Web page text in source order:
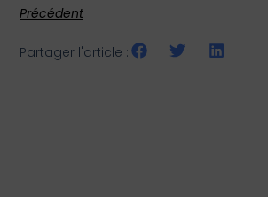
Précédent
Partager l'article :